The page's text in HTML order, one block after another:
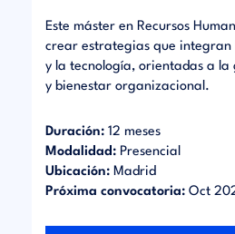
Este máster en Recursos
crear estrategias que integran
y la tecnología, orientadas a la
y bienestar organizacional.
Duración: 12 meses
Modalidad: Presencial
Ubicación: Madrid
Próxima convocatoria: Oct